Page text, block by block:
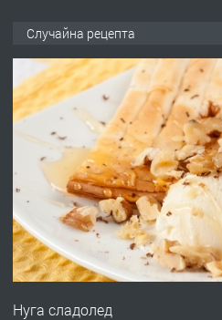
ПРЕДЛАГА Работа за
ПРЕДЛАГА
Първи
Случайна рецепта
Нуга сладолед